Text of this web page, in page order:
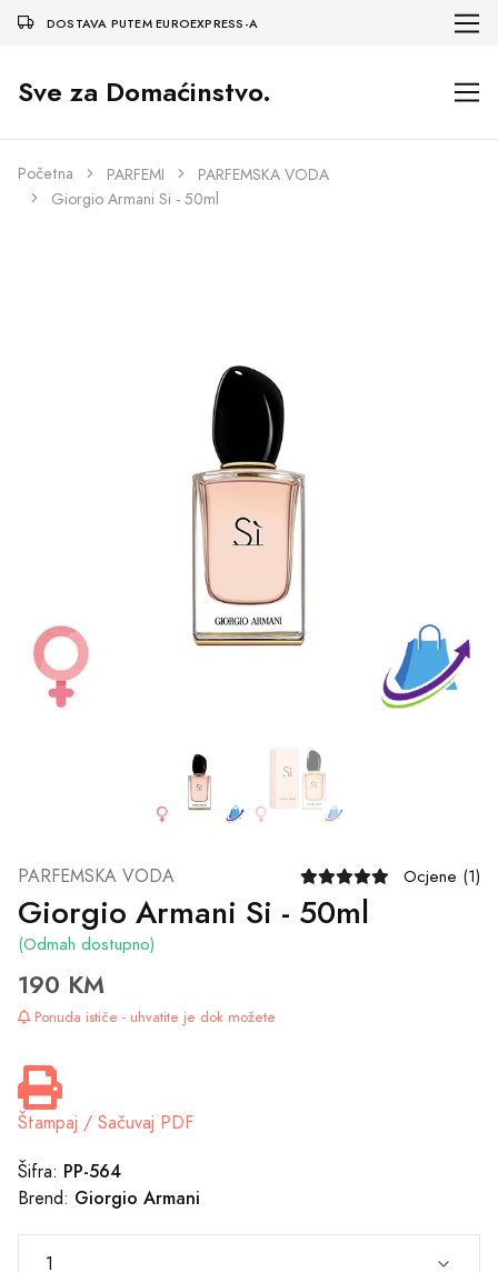
DOSTAVA PUTEM EUROEXPRESS-A
Sve za Domaćinstvo.
Početna PARFEMI
PARFEMSKA VODA
Giorgio Armani Si - 50ml
PARFEMSKA VODA Ocjene (1)
Giorgio Armani Si - 50ml
(Odmah dostupno)
190 KM
Ponuda ističe - uhvatite je dok možete
Štampaj / Sačuvaj PDF
Šifra: PP-564
Brend: Giorgio Armani